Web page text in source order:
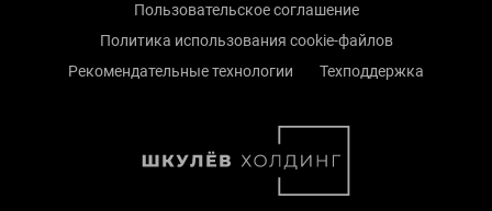
Пользовательское соглашение
Политика использования cookie-файлов
Рекомендательные технологии
Техподдержка